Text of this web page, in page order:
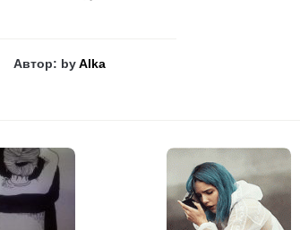
Автор: byAlka